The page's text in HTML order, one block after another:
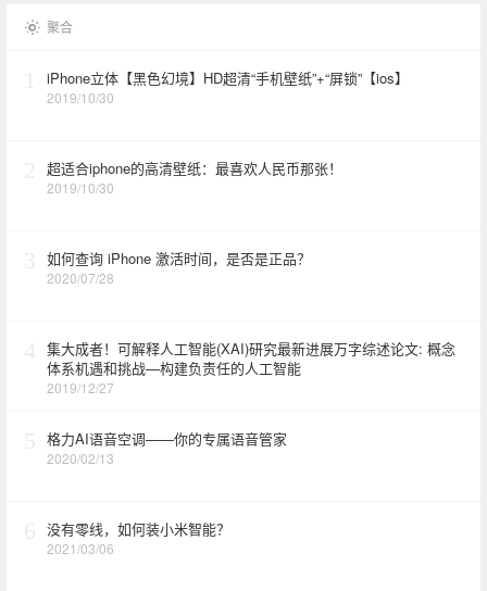
聚合
iPhone立体【黑色幻境】HD超清“手机壁纸”+“屏锁”【ios】
2019/10/30
超适合iphone的高清壁纸：最喜欢人民币那张！
2019/10/30
如何查询 iPhone 激活时间，是否是正品？
2020/07/28
集大成者！可解释人工智能(XAI)研究最新进展万字综述论文: 概念
体系机遇和挑战—构建负责任的人工智能
2019/12/27
格力AI语音空调——你的专属语音管家
2020/02/13
没有零线，如何装小米智能？
2021/03/06